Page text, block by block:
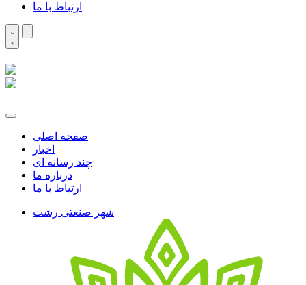
ارتباط با ما
صفحه اصلی
اخبار
چند رسانه ای
درباره ما
ارتباط با ما
شهر صنعتی رشت